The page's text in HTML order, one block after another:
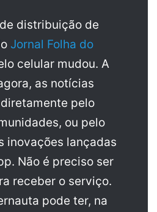
distribuição de
Jornal Folha do
celular mudou. A
as notícias
pelo
ou pelo
inovações lançadas
Não é preciso ser
receber o serviço.
pode ter, na